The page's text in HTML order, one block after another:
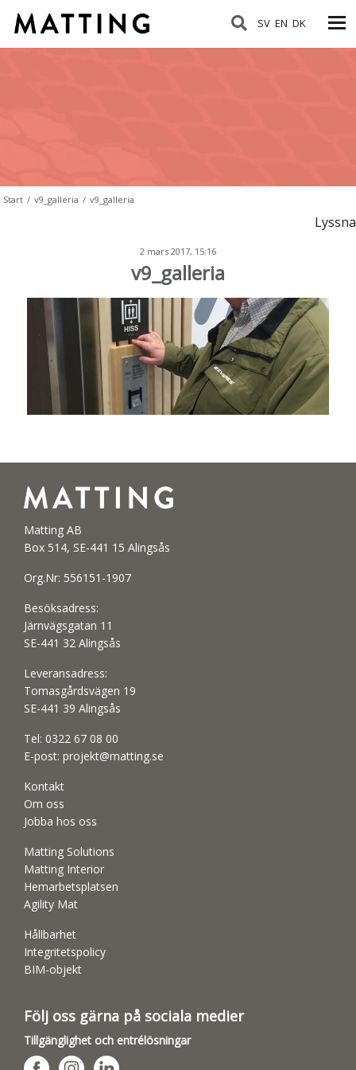
SV EN DK
Start / v9_galleria / v9_galleria
Lyssna
2 mars 2017, 15:16
v9_galleria
Matting AB
Box 514, SE-441 15 Alingsås
Org.Nr: 556151-1907
Besöksadress:
Järnvägsgatan 11
SE-441 32 Alingsås
Leveransadress:
Tomasgårdsvägen 19
SE-441 39 Alingsås
Tel: 0322 67 08 00
E-post: projekt@matting.se
Kontakt
Om oss
Jobba hos oss
Matting Solutions
Matting Interior
Hemarbetsplatsen
Agility Mat
Hållbarhet
Integritetspolicy
BIM-objekt
Följ oss gärna på sociala medier
Tillgänglighet och entrélösningar